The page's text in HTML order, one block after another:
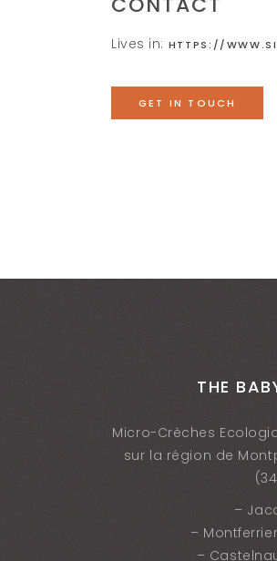
Lives in: HTTPS://
GET IN TOUCH
THE
Micro-Crèches
sur la région de
–
–
–